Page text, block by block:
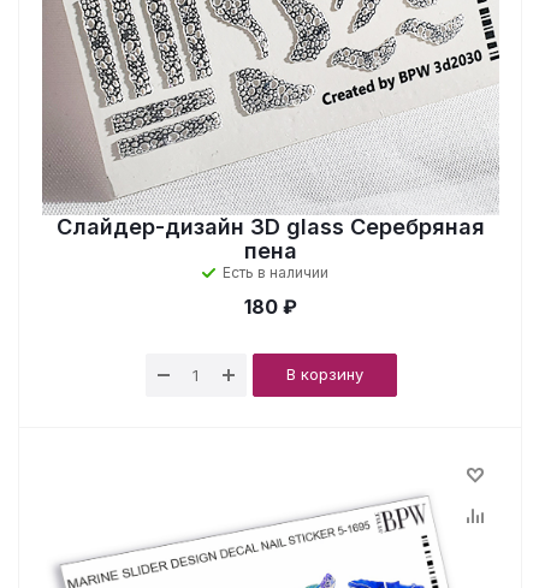
Слайдер-дизайн 3D glass Серебряная
пена
Есть в наличии
180 ₽
В корзину